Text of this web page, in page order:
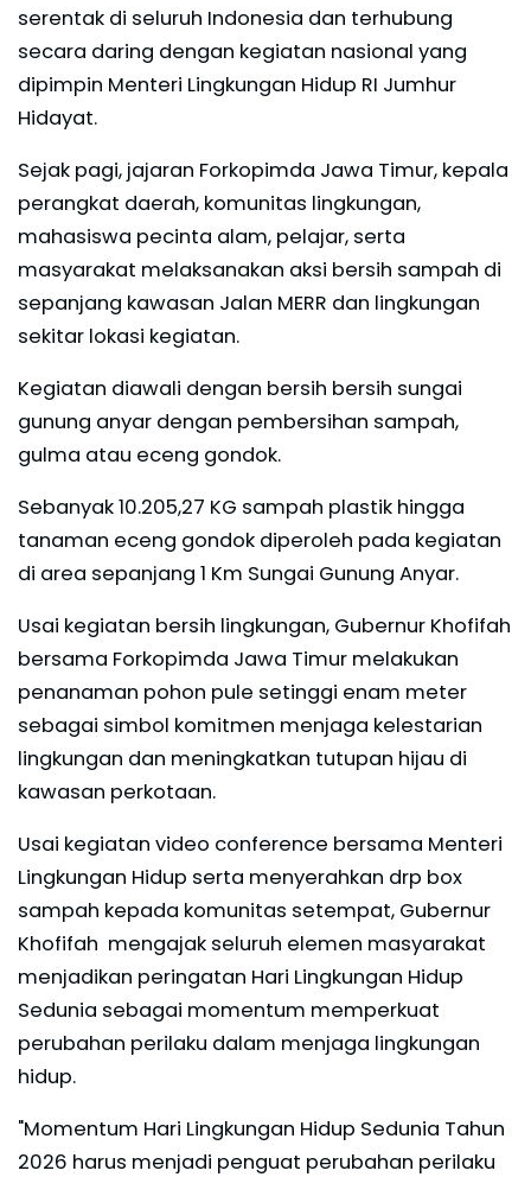
serentak di seluruh Indonesia dan terhubung
secara daring dengan kegiatan nasional yang
dipimpin Menteri Lingkungan Hidup RI Jumhur
Hidayat.
Sejak pagi, jajaran Forkopimda Jawa Timur, kepala
perangkat daerah, komunitas lingkungan,
mahasiswa pecinta alam, pelajar, serta
masyarakat melaksanakan aksi bersih sampah di
sepanjang kawasan Jalan MERR dan lingkungan
sekitar lokasi kegiatan.
Kegiatan diawali dengan bersih bersih sungai
gunung anyar dengan pembersihan sampah,
gulma atau eceng gondok.
Sebanyak 10.205,27 KG sampah plastik hingga
tanaman eceng gondok diperoleh pada kegiatan
di area sepanjang 1 Km Sungai Gunung Anyar.
Usai kegiatan bersih lingkungan, Gubernur Khofifah
bersama Forkopimda Jawa Timur melakukan
penanaman pohon pule setinggi enam meter
sebagai simbol komitmen menjaga kelestarian
lingkungan dan meningkatkan tutupan hijau di
kawasan perkotaan.
Usai kegiatan video conference bersama Menteri
Lingkungan Hidup serta menyerahkan drp box
sampah kepada komunitas setempat, Gubernur
Khofifah mengajak seluruh elemen masyarakat
menjadikan peringatan Hari Lingkungan Hidup
Sedunia sebagai momentum memperkuat
perubahan perilaku dalam menjaga lingkungan
hidup.
"Momentum Hari Lingkungan Hidup Sedunia Tahun
2026 harus menjadi penguat perubahan perilaku